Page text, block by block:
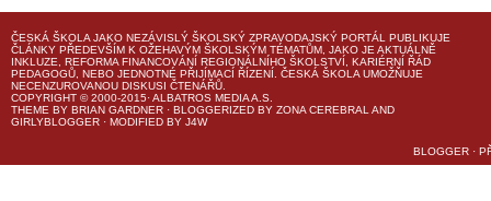
ČESKÁ ŠKOLA JAKO NEZÁVISLÝ ŠKOLSKÝ ZPRAVODAJSKÝ PORTÁL PUBLIKUJE
ČLÁNKY PŘEDEVŠÍM K OŽEHAVÝM ŠKOLSKÝM TÉMATŮM, JAKO JE AKTUÁLNĚ
INKLUZE, REFORMA FINANCOVÁNÍ REGIONÁLNÍHO ŠKOLSTVÍ, KARIÉRNÍ ŘÁD
PEDAGOGŮ, NEBO JEDNOTNÉ PŘIJÍMACÍ ŘÍZENÍ. ČESKÁ ŠKOLA UMOŽŇUJE
NECENZUROVANOU DISKUSI ČTENÁŘŮ.
COPYRIGHT © 2000-2015· ALBATROS MEDIA A.S.
THEME BY BRIAN GARDNER · BLOGGERIZED BY ZONA CEREBRAL AND
GIRLYBLOGGER · MODIFIED BY J4W
BLOGGER ·